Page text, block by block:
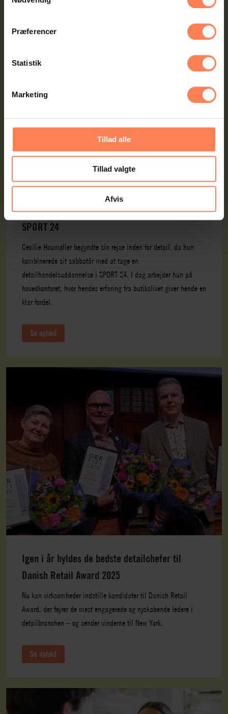
Præferencer
Statistik
Marketing
Tillad alle
Tillad valgte
Afvis
Fra butiksgulv til hovedkontor: Mød Cecilie fra
SPORT 24
Cecilie Houmøller begyndte sin rejse inden for detail, da hun
kombinerede sit sabbatår med at tage en
detailhandelsuddannelse i SPORT 24. I dag arbejder hun på
hovedkontoret, hvor hendes erfaring fra butikslivet giver hende en
klar fordel.
Se nyhed
Igen i år hyldes de bedste detailchefer til
Danish Retail Award 2025
Nu kan virksomheder indstille kandidater til Danish Retail
Award, der fejrer de mest engagerede og nyskabende ledere i
detailbranchen – og sender vinderne til New York.
Se nyhed